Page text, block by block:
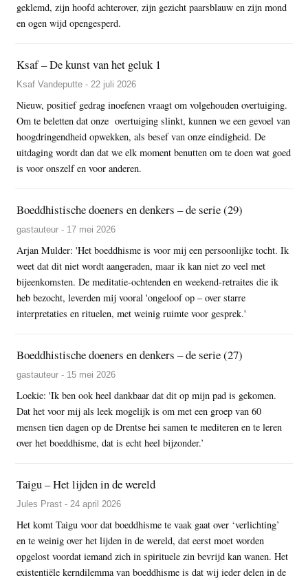
geklemd, zijn hoofd achterover, zijn gezicht paarsblauw en zijn mond
en ogen wijd opengesperd.
Ksaf – De kunst van het geluk 1
Ksaf Vandeputte - 22 juli 2026
Nieuw, positief gedrag inoefenen vraagt om volgehouden overtuiging.
Om te beletten dat onze overtuiging slinkt, kunnen we een gevoel van
hoogdringendheid opwekken, als besef van onze eindigheid. De
uitdaging wordt dan dat we elk moment benutten om te doen wat goed
is voor onszelf en voor anderen.
Boeddhistische doeners en denkers – de serie (29)
gastauteur - 17 mei 2026
Arjan Mulder: 'Het boeddhisme is voor mij een persoonlijke tocht. Ik
weet dat dit niet wordt aangeraden, maar ik kan niet zo veel met
bijeenkomsten. De meditatie-ochtenden en weekend-retraites die ik
heb bezocht, leverden mij vooral 'ongeloof op – over starre
interpretaties en rituelen, met weinig ruimte voor gesprek.'
Boeddhistische doeners en denkers – de serie (27)
gastauteur - 15 mei 2026
Loekie: 'Ik ben ook heel dankbaar dat dit op mijn pad is gekomen.
Dat het voor mij als leek mogelijk is om met een groep van 60
mensen tien dagen op de Drentse hei samen te mediteren en te leren
over het boeddhisme, dat is echt heel bijzonder.’
Taigu – Het lijden in de wereld
Jules Prast - 24 april 2026
Het komt Taigu voor dat boeddhisme te vaak gaat over ‘verlichting’
en te weinig over het lijden in de wereld, dat eerst moet worden
opgelost voordat iemand zich in spirituele zin bevrijd kan wanen. Het
existentiële kerndilemma van boeddhisme is dat wij ieder delen in de